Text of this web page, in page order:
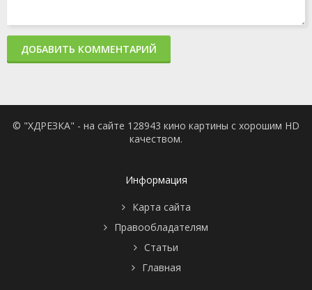
ДОБАВИТЬ КОММЕНТАРИЙ
© "ХДРЕЗКА" - на сайте 128943 кино картины с хорошим HD
качеством.
Информация
Карта сайта
Правообладателям
Статьи
Главная